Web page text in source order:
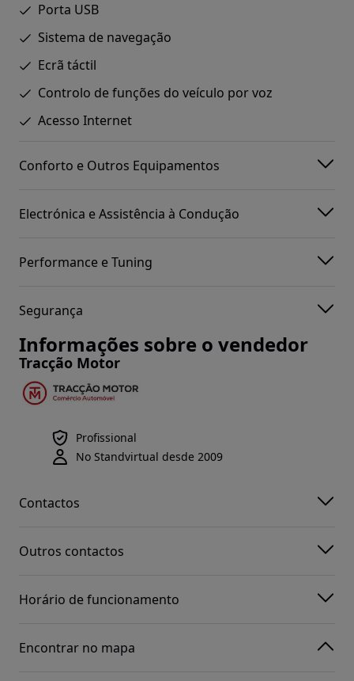
Porta USB
Sistema de navegação
Ecrã táctil
Controlo de funções do veículo por voz
Acesso Internet
Conforto e Outros Equipamentos
Electrónica e Assistência à Condução
Performance e Tuning
Segurança
Informações sobre o vendedor
Tracção Motor
Profissional
No Standvirtual desde 2009
Contactos
Outros contactos
Horário de funcionamento
Encontrar no mapa